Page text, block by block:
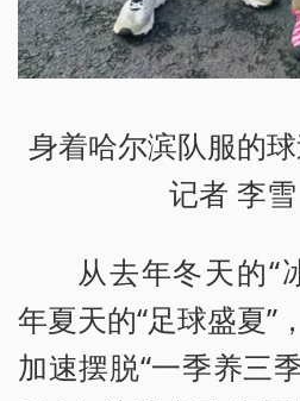
身着哈尔滨队服的
记者 李雪
从去年冬天的“
年夏天的“足球盛夏”
加速摆脱“一季养三